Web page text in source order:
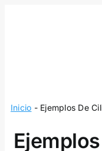
Inicio - Ejemplos De